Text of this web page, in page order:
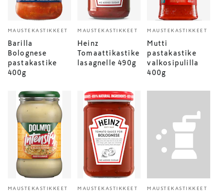
MAUSTEKASTIKKEET
Barilla
Bolognese
pastakastike
400g
MAUSTEKASTIKKEET
Heinz
Tomaattikastike
lasagnelle 490g
MAUSTEKASTIKKEET
Mutti
pastakastike
valkosipulilla
400g
MAUSTEKASTIKKEET MAUSTEKASTIKKEET MAUSTEKASTIKKEET